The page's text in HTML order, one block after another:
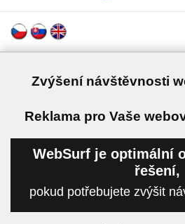
Zvýšení návštěvnosti
Reklama pro Vaše
WebSurf je optimální
řešení,
pokud potřebujete zvýšit